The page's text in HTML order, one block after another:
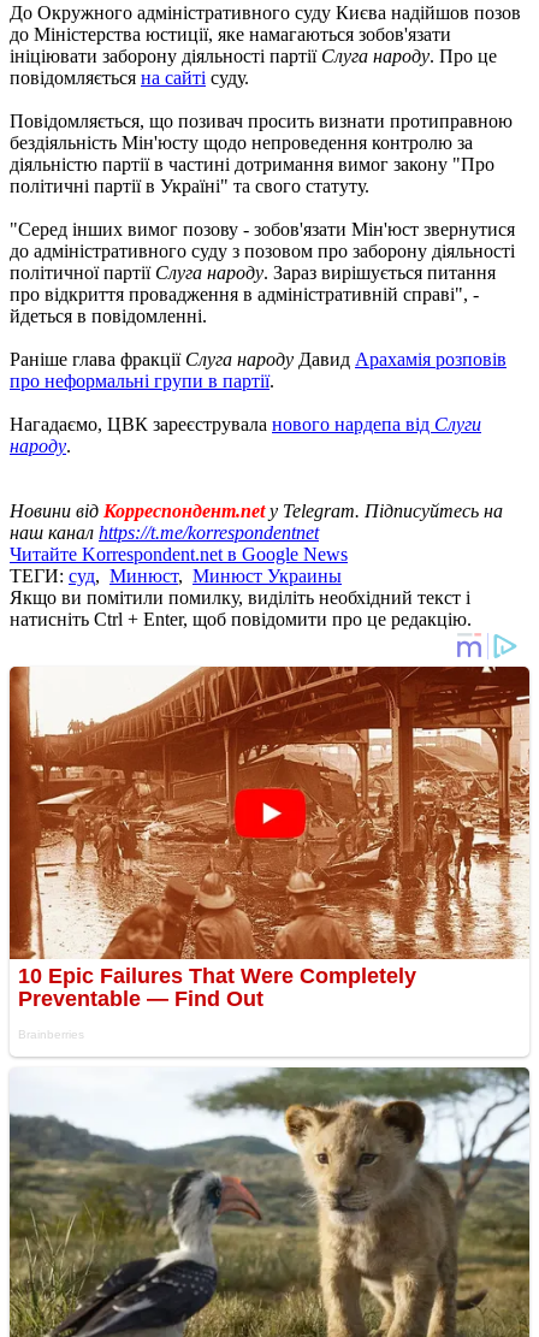
До Окружного адміністративного суду Києва надійшов позов
до Міністерства юстиції, яке намагаються зобов'язати
ініціювати заборону діяльності партії Слуга народу. Про це
повідомляється на сайті суду.
Повідомляється, що позивач просить визнати протиправною
бездіяльність Мін'юсту щодо непроведення контролю за
діяльністю партії в частині дотримання вимог закону "Про
політичні партії в Україні" та свого статуту.
"Серед інших вимог позову - зобов'язати Мін'юст звернутися
до адміністративного суду з позовом про заборону діяльності
політичної партії Слуга народу. Зараз вирішується питання
про відкриття провадження в адміністративній справі", -
йдеться в повідомленні.
Раніше глава фракції Слуга народу Давид Арахамія розповів
про неформальні групи в партії.
Нагадаємо, ЦВК зареєструвала нового нардепа від Слуги
народу.
Новини від Корреспондент.net у Telegram. Підписуйтесь на
наш канал https://t.me/korrespondentnet
Читайте Korrespondent.net в Google News
ТЕГИ: суд, Минюст, Минюст Украины
Якщо ви помітили помилку, виділіть необхідний текст і
натисніть Ctrl + Enter, щоб повідомити про це редакцію.